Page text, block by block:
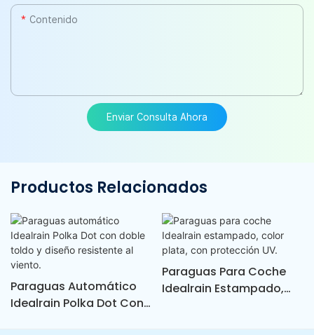
Contenido
Enviar Consulta Ahora
Productos Relacionados
Paraguas Automático
Idealrain Polka Dot Con
Paraguas Para Coche
Idealrain Estampado,